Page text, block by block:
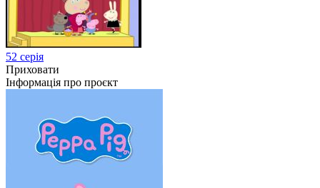
52 серія
Приховати
Інформація про проєкт